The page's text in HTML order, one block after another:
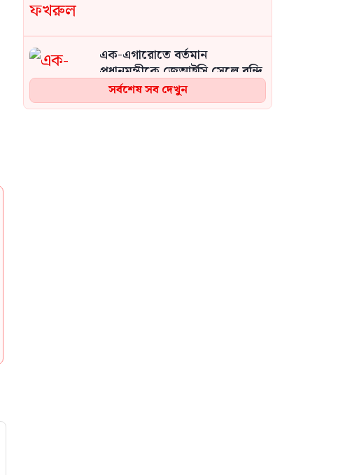
এক-এগারোতে বর্তমান
প্রধানমন্ত্রীকে জেআইসি সেলে বন্দি
রেখে নির্যাতন করা হয়েছিল: চিফ
প্রসিকিউটর
সর্বশেষ সব দেখুন